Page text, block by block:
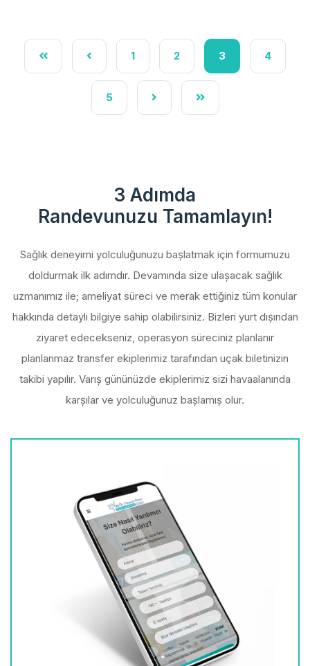
1 2 3 4
5
3 Adımda
Randevunuzu Tamamlayın!
Sağlık deneyimi yolculuğunuzu başlatmak için formumuzu
doldurmak ilk adımdır. Devamında size ulaşacak sağlık
uzmanımız ile; ameliyat süreci ve merak ettiğiniz tüm konular
hakkında detaylı bilgiye sahip olabilirsiniz. Bizleri yurt dışından
ziyaret edecekseniz, operasyon süreciniz planlanır
planlanmaz transfer ekiplerimiz tarafından uçak biletinizin
takibi yapılır. Varış gününüzde ekiplerimiz sizi havaalanında
karşılar ve yolculuğunuz başlamış olur.